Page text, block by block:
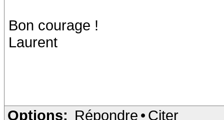
Bon courage !
Laurent
Options: Répondre • Citer